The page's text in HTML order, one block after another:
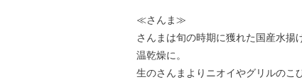
≪さんま≫
さんまは旬の時期に獲れた国産水揚
温乾燥に。
生のさんまよりニオイやグリルのこ